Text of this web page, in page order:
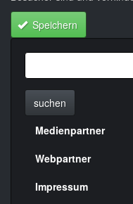
Speichern
suchen
Menülinks
rechte
Seite
Medienpartner
Webpartner
Impressum